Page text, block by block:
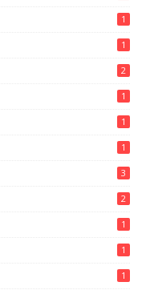
1
1
2
1
1
1
3
2
1
1
1